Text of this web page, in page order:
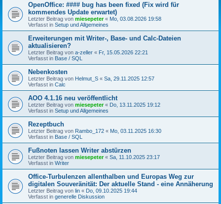
OpenOffice: #### bug has been fixed (Fix wird für
kommendes Update erwartet)
Letzter Beitrag von miesepeter« Mo, 03.08.2026 19:58
Verfasst in Setup und Allgemeines
Erweiterungen mit Writer-, Base- und Calc-Dateien
aktualisieren?
Letzter Beitrag von a-zeller « Fr, 15.05.2026 22:21
Verfasst in Base / SQL
Nebenkosten
Letzter Beitrag von Helmut_S « Sa, 29.11.2025 12:57
Verfasst in Calc
AOO 4.1.16 neu veröffentlicht
Letzter Beitrag von miesepeter« Do, 13.11.2025 19:12
Verfasst in Setup und Allgemeines
Rezeptbuch
Letzter Beitrag von Rambo_172 « Mo, 03.11.2025 16:30
Verfasst in Base / SQL
Fußnoten lassen Writer abstürzen
Letzter Beitrag von miesepeter« Sa, 11.10.2025 23:17
Verfasst in Writer
Office-Turbulenzen allenthalben und Europas Weg zur
digitalen Souveränität: Der aktuelle Stand - eine Annäherung
Letzter Beitrag von lin « Do, 09.10.2025 19:44
Verfasst in generelle Diskussion